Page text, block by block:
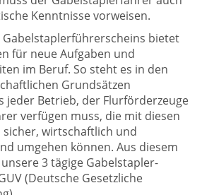
Kenntnisse vorweisen.
Gabelstaplerführerscheins bietet
für neue Aufgaben und
im Beruf. So steht es in den
Grundsätzen
jeder Betrieb, der Flurförderzeuge
verfügen muss, die mit diesen
wirtschaftlich und
umgehen können. Aus diesem
3 tägige Gabelstapler-
(Deutsche Gesetzliche